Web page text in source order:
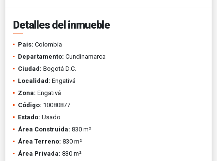
Detalles del inmueble
País: Colombia
Departamento: Cundinamarca
Ciudad: Bogotá D.C.
Localidad: Engativá
Zona: Engativá
Código: 10080877
Estado: Usado
Área Construida: 830 m²
Área Terreno: 830 m²
Área Privada: 830 m²